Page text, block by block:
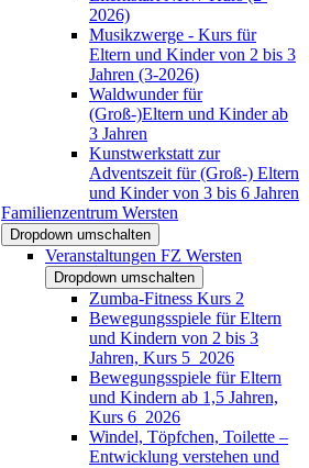
2026)
Musikzwerge - Kurs für
Eltern und Kinder von 2 bis 3
Jahren (3-2026)
Waldwunder für
(Groß-)Eltern und Kinder ab
3 Jahren
Kunstwerkstatt zur
Adventszeit für (Groß-) Eltern
und Kinder von 3 bis 6 Jahren
Familienzentrum Wersten
Dropdown umschalten
Veranstaltungen FZ Wersten
Dropdown umschalten
Zumba-Fitness Kurs 2
Bewegungsspiele für Eltern
und Kindern von 2 bis 3
Jahren, Kurs 5_2026
Bewegungsspiele für Eltern
und Kindern ab 1,5 Jahren,
Kurs 6_2026
Windel, Töpfchen, Toilette –
Entwicklung verstehen und